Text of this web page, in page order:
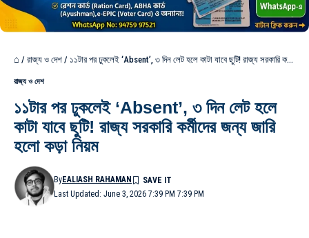
⌂ / রাজ্য ও দেশ / ১১টার পর ঢুকলেই ‘Absent’, ৩ দিন লেট হলে কাটা যাবে ছুটি! রাজ্য সরকারি কর্মীদের জন্য জারি হলো কড়া নিয়ম
রাজ্য ও দেশ
১১টার পর ঢুকলেই ‘Absent’, ৩ দিন লেট হলে
কাটা যাবে ছুটি! রাজ্য সরকারি কর্মীদের জন্য জারি
হলো কড়া নিয়ম
Last Updated: June 3, 2026 7:39 PM 7:39 PM
ByEALIASH RAHAMAN